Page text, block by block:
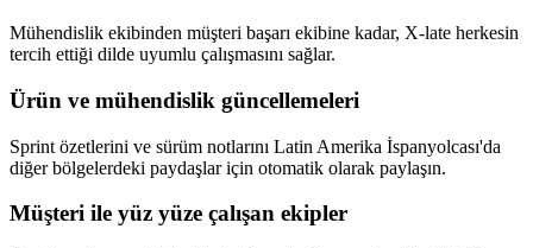
Mühendislik ekibinden müşteri başarı ekibine kadar, X-late herkesin
tercih ettiği dilde uyumlu çalışmasını sağlar.
Ürün ve mühendislik güncellemeleri
Sprint özetlerini ve sürüm notlarını Latin Amerika İspanyolcası'da
diğer bölgelerdeki paydaşlar için otomatik olarak paylaşın.
Müşteri ile yüz yüze çalışan ekipler